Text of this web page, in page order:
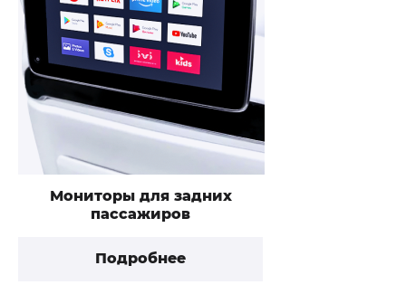
Мониторы для задних
пассажиров
Подробнее